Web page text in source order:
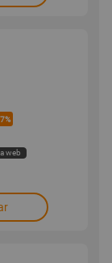
web